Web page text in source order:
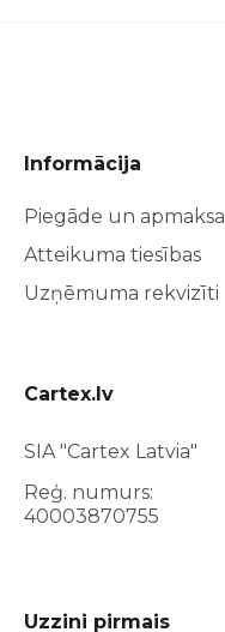
Informācija
Piegāde un apmaksa
Atteikuma tiesības
Uzņēmuma rekvizīti
Cartex.lv
SIA "Cartex Latvia"
Reģ. numurs:
40003870755
Uzzini pirmais